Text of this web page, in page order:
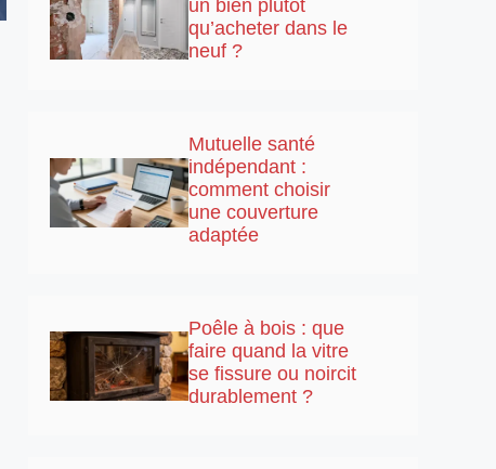
un bien plutôt
qu’acheter dans le
neuf ?
Mutuelle santé
indépendant :
comment choisir
une couverture
adaptée
Poêle à bois : que
faire quand la vitre
se fissure ou noircit
durablement ?